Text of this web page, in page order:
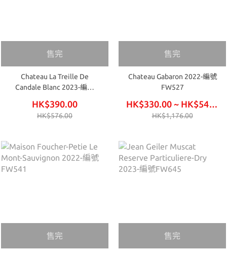
售完
Chateau La Treille De
Candale Blanc 2023-編號
HK$390.00
HK$576.00
售完
Chateau Gabaron 2022-編號
FW527
HK$330.00 ~ HK$540.00
HK$1,176.00
售完 售完